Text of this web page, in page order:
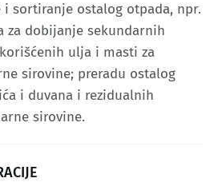
i sortiranje ostalog otpada, npr.
za dobijanje sekundarnih
ulja i masti za
sirovine; preradu ostalog
i duvana i rezidualnih
sirovine.